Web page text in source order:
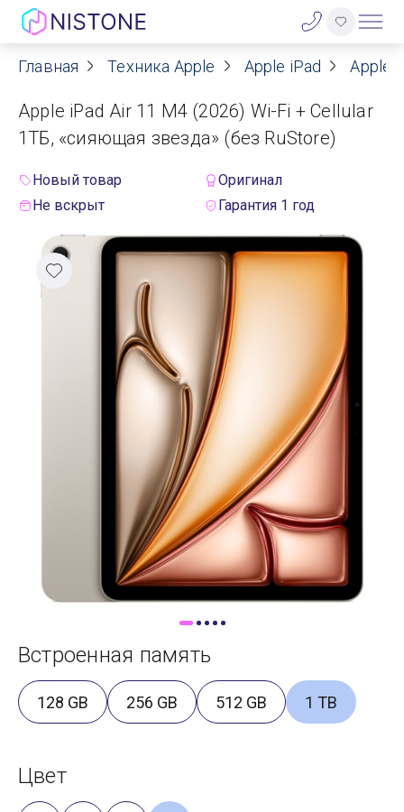
Акции
О нас
Договор оферты
Реквизиты
Контакты
Гарантия
Самовывоз
Trade-In
Главная Техника Apple Apple iPad Apple
Apple iPad Air 11 M4 (2026) Wi-Fi + Cellular
1ТБ, «сияющая звезда» (без RuStore)
Новый товар
Оригинал
Не вскрыт
Гарантия 1 год
Встроенная память
128 GB 256 GB 512 GB 1 TB
Цвет